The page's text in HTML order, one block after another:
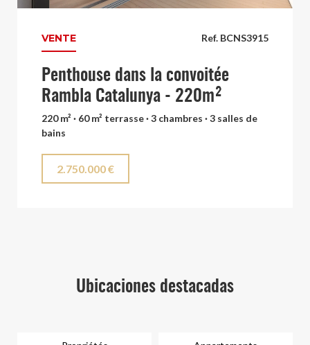
Ref. BCNS3915
VENTE
Penthouse dans la convoitée
Rambla Catalunya - 220m²
220 m² · 60 m² terrasse · 3 chambres · 3 salles de
bains
2.750.000 €
Ubicaciones destacadas